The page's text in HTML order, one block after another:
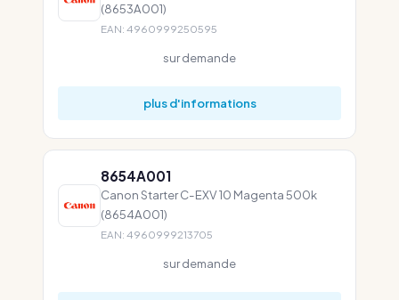
(8653A001)
EAN: 4960999250595
sur demande
plus d'informations
8654A001
Canon Starter C-EXV 10 Magenta 500k
(8654A001)
EAN: 4960999213705
sur demande